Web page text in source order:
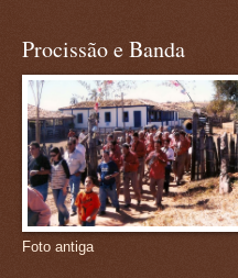
Procissão e Banda
Foto antiga